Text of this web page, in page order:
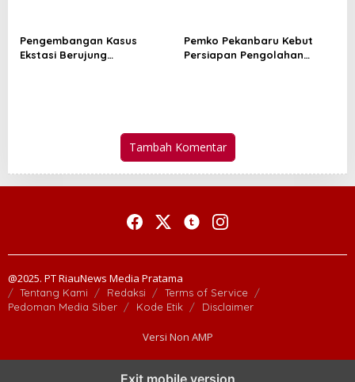
Pengembangan Kasus
Ekstasi Berujung
Pemko Pekanbaru Kebut
Persiapan Pengolahan
Tambah Komentar
@2025. PT RiauNews Media Pratama
Tentang Kami Redaksi
Terms of Service
Pedoman Media Siber
Kode Etik Disclaimer
Versi Non AMP
Exit mobile version